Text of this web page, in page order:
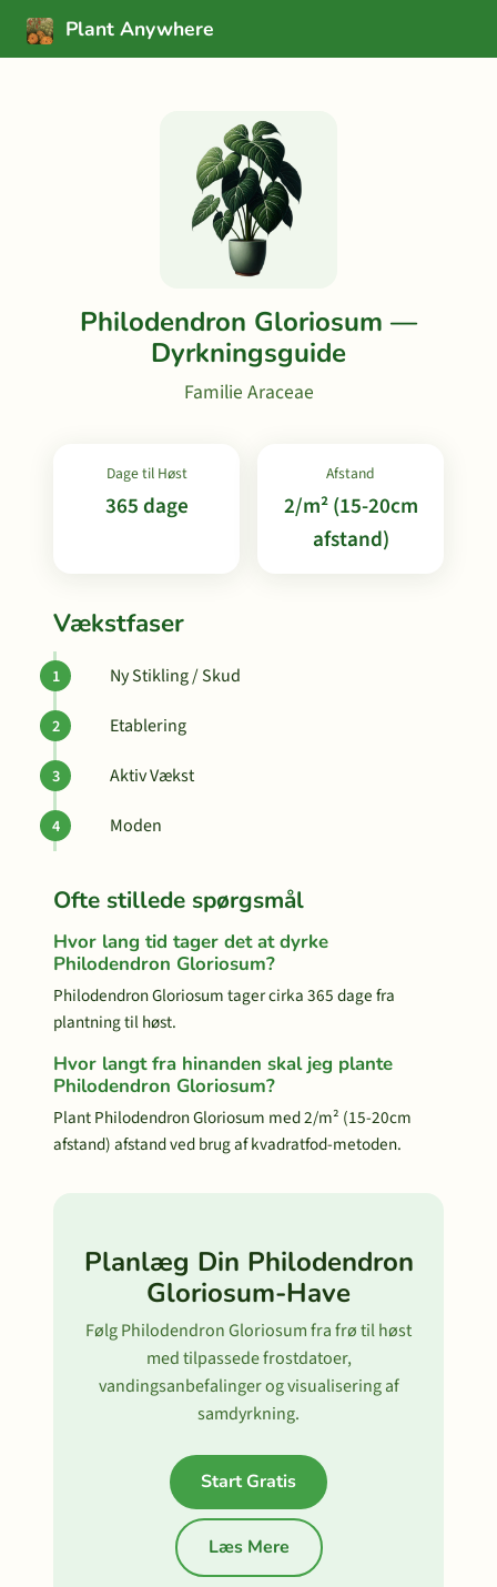
Plant Anywhere
Philodendron Gloriosum —
Dyrkningsguide
Familie Araceae
Dage til Høst
365 dage
Afstand
2/m² (15-20cm
afstand)
Vækstfaser
Ny Stikling / Skud
Etablering
Aktiv Vækst
Moden
Ofte stillede spørgsmål
Hvor lang tid tager det at dyrke
Philodendron Gloriosum?
Philodendron Gloriosum tager cirka 365 dage fra
plantning til høst.
Hvor langt fra hinanden skal jeg plante
Philodendron Gloriosum?
Plant Philodendron Gloriosum med 2/m² (15-20cm
afstand) afstand ved brug af kvadratfod-metoden.
Planlæg Din Philodendron
Gloriosum-Have
Følg Philodendron Gloriosum fra frø til høst
med tilpassede frostdatoer,
vandingsanbefalinger og visualisering af
samdyrkning.
Start Gratis
Læs Mere